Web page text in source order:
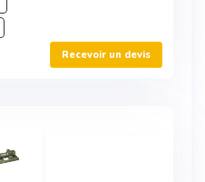
Recevoir un devis